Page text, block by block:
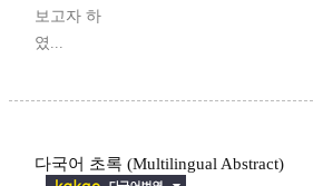
보고자 하
였...
다국어 초록 (Multilingual Abstract)